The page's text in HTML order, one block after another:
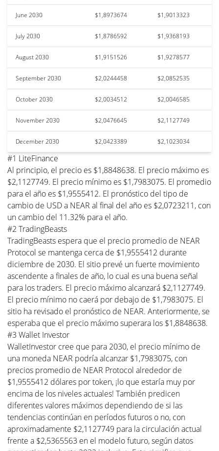
June 2030 $1,8973674 $1,9013323
July 2030 $1,8786592 $1,9368193
August 2030 $1,9151526 $1,9278577
September 2030 $2,0244458 $2,0852535
October 2030 $2,0034512 $2,0046585
November 2030 $2,0476645 $2,1127749
December 2030 $2,0423389 $2,1023034
#1 LiteFinance
Al principio, el precio es $1,8848638. El precio máximo es
$2,1127749. El precio mínimo es $1,7983075. El promedio
para el año es $1,9555412. El pronóstico del tipo de
cambio de USD a NEAR al final del año es $2,0723211, con
un cambio del 11.32% para el año.
#2 TradingBeasts
TradingBeasts espera que el precio promedio de NEAR
Protocol se mantenga cerca de $1,9555412 durante
diciembre de 2030. El sitio prevé un fuerte movimiento
ascendente a finales de año, lo cual es una buena señal
para los traders. El precio máximo alcanzará $2,1127749.
El precio mínimo no caerá por debajo de $1,7983075. El
sitio ha revisado el pronóstico de NEAR. Anteriormente, se
esperaba que el precio máximo superara los $1,8848638.
#3 Wallet Investor
WalletInvestor cree que para 2030, el precio mínimo de
una moneda NEAR podría alcanzar $1,7983075, con
precios promedio de NEAR Protocol alrededor de
$1,9555412 dólares por token, ¡lo que estaría muy por
encima de los niveles actuales! También predicen
diferentes valores máximos dependiendo de si las
tendencias continúan en períodos futuros o no, con
aproximadamente $2,1127749 para la circulación actual
frente a $2,5365563 en el modelo futuro, según datos